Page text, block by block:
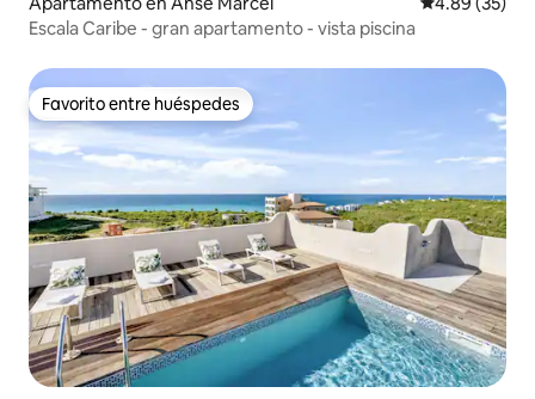
Escala Caribe - gran apartamento - vista piscina
Favorito entre huéspedes
Favorito entre huéspedes